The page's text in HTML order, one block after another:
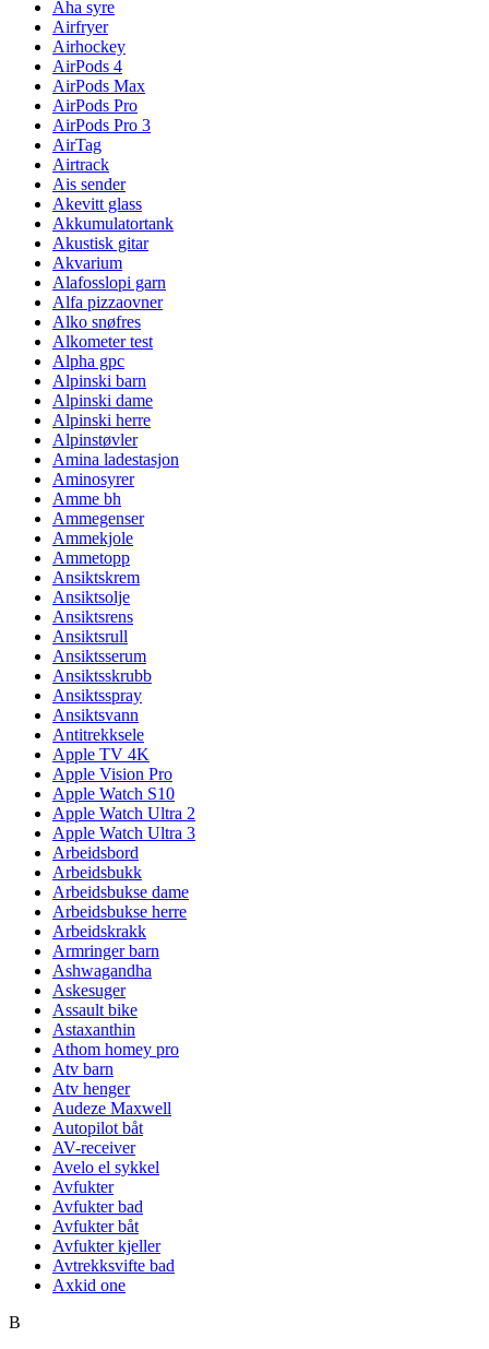
Aha syre
Airfryer
Airhockey
AirPods 4
AirPods Max
AirPods Pro
AirPods Pro 3
AirTag
Airtrack
Ais sender
Akevitt glass
Akkumulatortank
Akustisk gitar
Akvarium
Alafosslopi garn
Alfa pizzaovner
Alko snøfres
Alkometer test
Alpha gpc
Alpinski barn
Alpinski dame
Alpinski herre
Alpinstøvler
Amina ladestasjon
Aminosyrer
Amme bh
Ammegenser
Ammekjole
Ammetopp
Ansiktskrem
Ansiktsolje
Ansiktsrens
Ansiktsrull
Ansiktsserum
Ansiktsskrubb
Ansiktsspray
Ansiktsvann
Antitrekksele
Apple TV 4K
Apple Vision Pro
Apple Watch S10
Apple Watch Ultra 2
Apple Watch Ultra 3
Arbeidsbord
Arbeidsbukk
Arbeidsbukse dame
Arbeidsbukse herre
Arbeidskrakk
Armringer barn
Ashwagandha
Askesuger
Assault bike
Astaxanthin
Athom homey pro
Atv barn
Atv henger
Audeze Maxwell
Autopilot båt
AV-receiver
Avelo el sykkel
Avfukter
Avfukter bad
Avfukter båt
Avfukter kjeller
Avtrekksvifte bad
Axkid one
B